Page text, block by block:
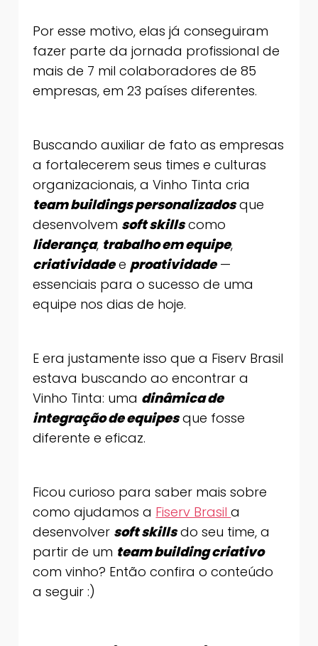
Por esse motivo, elas já conseguiram
fazer parte da jornada profissional de
mais de 7 mil colaboradores de 85
empresas, em 23 países diferentes.
Buscando auxiliar de fato as empresas
a fortalecerem seus times e culturas
organizacionais, a Vinho Tinta cria
team buildings personalizadosque
desenvolvem soft skillscomo
liderança, trabalho em equipe,
criatividadeeproatividade—
essenciais para o sucesso de uma
equipe nos dias de hoje.
E era justamente isso que a Fiserv Brasil
estava buscando ao encontrar a
Vinho Tinta: uma dinâmica de
integração de equipesque fosse
diferente e eficaz.
Ficou curioso para saber mais sobre
como ajudamos a Fiserv Brasila
desenvolver soft skillsdo seu time, a
partir de um team building criativo
com vinho? Então confira o conteúdo
a seguir :)